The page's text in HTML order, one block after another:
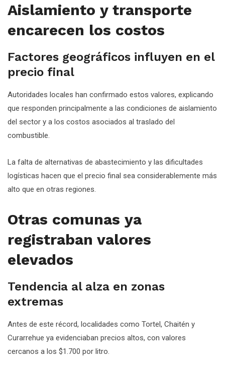
Aislamiento y transporte
encarecen los costos
Factores geográficos influyen en el
precio final
Autoridades locales han confirmado estos valores, explicando
que responden principalmente a las condiciones de aislamiento
del sector y a los costos asociados al traslado del
combustible.
La falta de alternativas de abastecimiento y las dificultades
logísticas hacen que el precio final sea considerablemente más
alto que en otras regiones.
Otras comunas ya
registraban valores
elevados
Tendencia al alza en zonas
extremas
Antes de este récord, localidades como Tortel, Chaitén y
Curarrehue ya evidenciaban precios altos, con valores
cercanos a los $1.700 por litro.